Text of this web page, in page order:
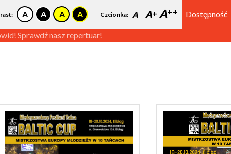
Czcionka: A A A Dostępność
Sprawdź nasz repertuar!